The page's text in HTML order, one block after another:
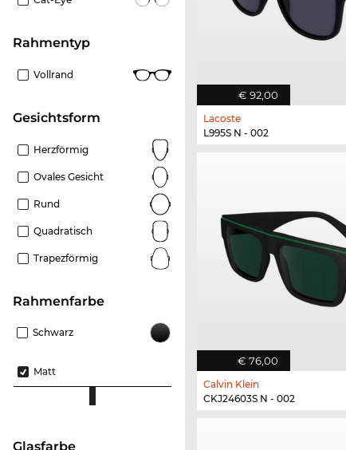
Rahmentyp
Vollrand
Gesichtsform
Herzförmig
Ovales Gesicht
Rund
Quadratisch
Trapezförmig
Rahmenfarbe
Schwarz
Matt
Glasfarbe
€ 92,00
Lacoste
L995S N - 002
€ 76,00
Calvin Klein
CKJ24603S N - 002